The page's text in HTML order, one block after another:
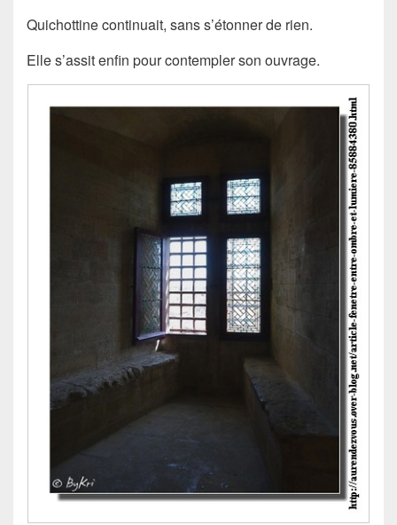
Quichottine continuait, sans s’étonner de rien.
Elle s’assit enfin pour contempler son ouvrage.